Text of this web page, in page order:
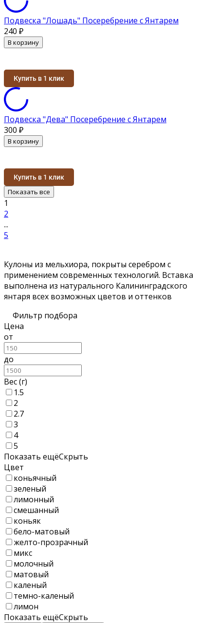
Подвеска "Лошадь" Посеребрение с Янтарем
240 ₽
В корзину
Купить в 1 клик
Подвеска "Дева" Посеребрение с Янтарем
300 ₽
В корзину
Купить в 1 клик
Показать все
1
2
...
5
Кулоны из мельхиора, покрыты серебром с
применением современных технологий. Вставка
выполнена из натурального Калининградского
янтаря всех возможных цветов и оттенков
Фильтр подбора
Цена
от
до
Вес (г)
1.5
2
2.7
3
4
5
Показать ещёСкрыть
Цвет
коньячный
зеленый
лимонный
смешанный
коньяк
бело-матовый
желто-прозрачный
микс
молочный
матовый
каленый
темно-каленый
лимон
Показать ещёСкрыть